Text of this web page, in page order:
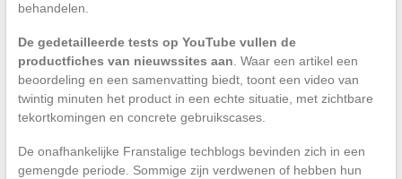
behandelen.
De gedetailleerde tests op YouTube vullen de
productfiches van nieuwssites aan. Waar een artikel een
beoordeling en een samenvatting biedt, toont een video van
twintig minuten het product in een echte situatie, met zichtbare
tekortkomingen en concrete gebruikscases.
De onafhankelijke Franstalige techblogs bevinden zich in een
gemengde periode. Sommige zijn verdwenen of hebben hun